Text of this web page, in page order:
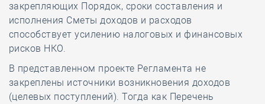
закрепляющих Порядок, сроки составления и
исполнения Сметы доходов и расходов
способствует усилению налоговых и финансовых
рисков НКО.
В представленном проекте Регламента не
закреплены источники возникновения доходов
(целевых поступлений). Тогда как Перечень